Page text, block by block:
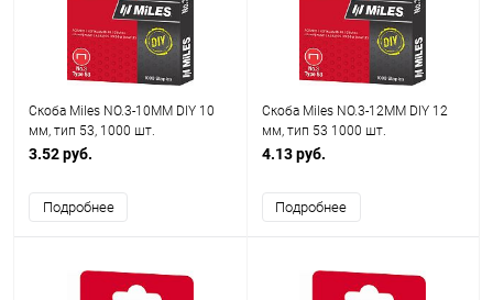
Скоба Miles NO.3-10MM DIY 10
мм, тип 53, 1000 шт.
3.52 руб.
Подробнее
Скоба Miles NO.3-12MM DIY 12
мм, тип 53 1000 шт.
4.13 руб.
Подробнее